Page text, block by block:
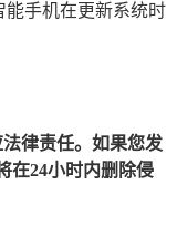
能手机在更新系统时
律责任。如果您发
在24小时内删除侵